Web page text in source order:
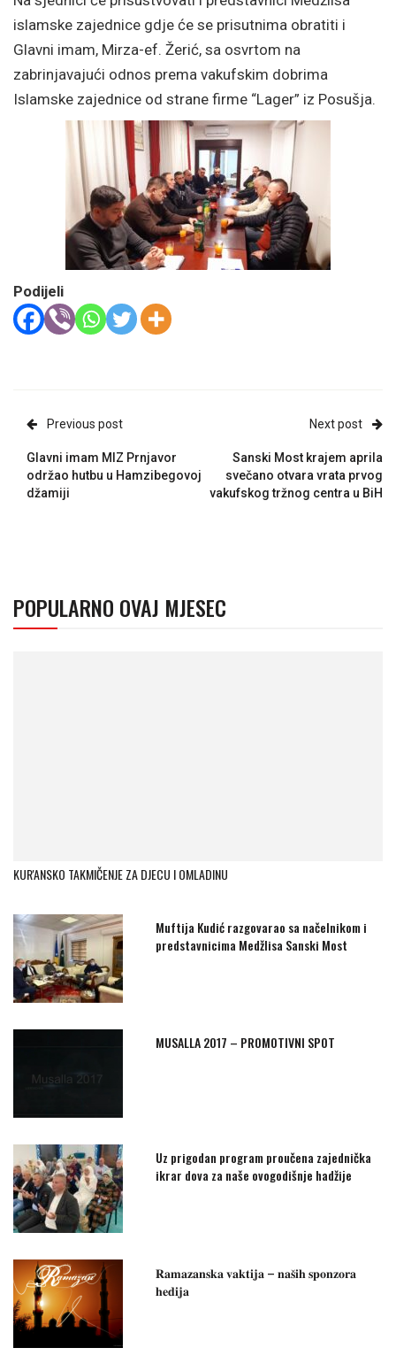
islamske zajednice gdje će se prisutnima obratiti i
Glavni imam, Mirza-ef. Žerić, sa osvrtom na
zabrinjavajući odnos prema vakufskim dobrima
Islamske zajednice od strane firme “Lager” iz Posušja.
Podijeli
Previous post
Glavni imam MIZ Prnjavor
održao hutbu u Hamzibegovoj
džamiji
Next post
Sanski Most krajem aprila
svečano otvara vrata prvog
vakufskog tržnog centra u BiH
POPULARNO OVAJ MJESEC
KUR'ANSKO TAKMIČENJE ZA DJECU I OMLADINU
Muftija Kudić razgovarao sa načelnikom i
predstavnicima Medžlisa Sanski Most
MUSALLA 2017 – PROMOTIVNI SPOT
Uz prigodan program proučena zajednička
ikrar dova za naše ovogodišnje hadžije
𝐑𝐚𝐦𝐚𝐳𝐚𝐧𝐬𝐤𝐚 𝐯𝐚𝐤𝐭𝐢𝐣𝐚 – 𝐧𝐚𝐬̌𝐢𝐡 𝐬𝐩𝐨𝐧𝐳𝐨𝐫𝐚
𝐡𝐞𝐝𝐢𝐣𝐚